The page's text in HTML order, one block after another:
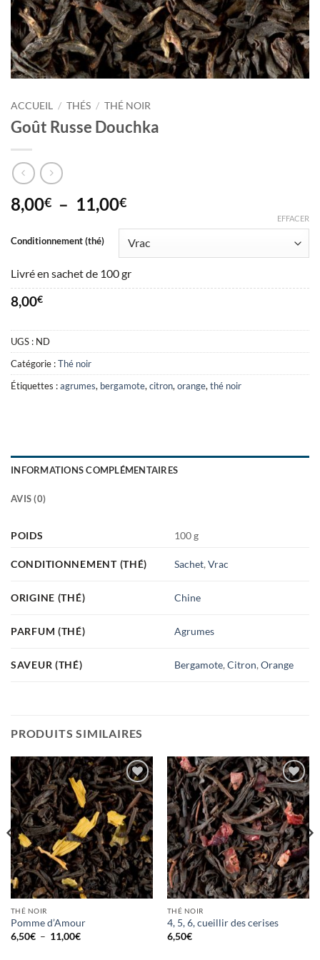
ACCUEIL / THÉS / THÉ NOIR
Goût Russe Douchka
8,00€ – 11,00€Plage
prix :
8,00€
à
11,00€
Conditionnement (thé)
EFFACER
Livré en sachet de 100 gr
8,00€
UGS : ND
Catégorie :Thé noir
Étiquettes :agrumes, bergamote,citron,orange,thé noir
INFORMATIONS COMPLÉMENTAIRES
AVIS (0)
POIDS 100 g
CONDITIONNEMENT (THÉ) Sachet,Vrac
ORIGINE (THÉ) Chine
PARFUM (THÉ) Agrumes
SAVEUR (THÉ) Bergamote,Citron,Orange
PRODUITS SIMILAIRES
Ajouter
à la
wishlist
THÉ NOIR
Pomme d’Amour
6,50€ – 11,00€Plage
Ajouter
à la
wishlist
THÉ NOIR
4, 5, 6, cueillir des cerises
6,50€